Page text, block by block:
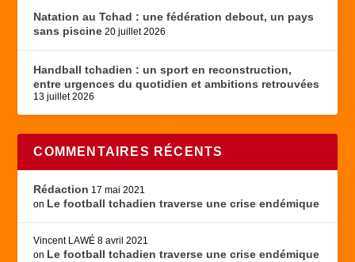
Natation au Tchad : une fédération debout, un pays
sans piscine 20 juillet 2026
Handball tchadien : un sport en reconstruction,
entre urgences du quotidien et ambitions retrouvées
13 juillet 2026
COMMENTAIRES RÉCENTS
Rédaction 17 mai 2021
on Le football tchadien traverse une crise endémique
Vincent LAWÉ 8 avril 2021
on Le football tchadien traverse une crise endémique